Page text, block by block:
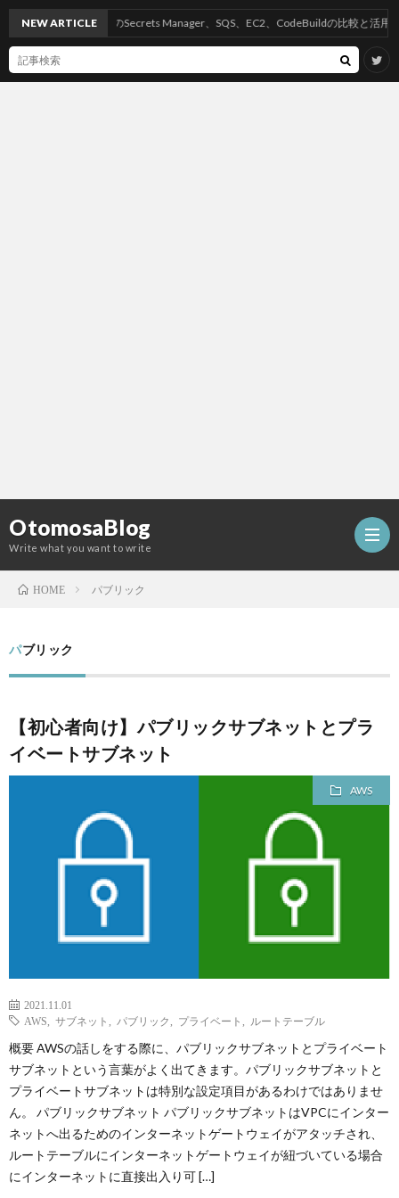
OtomosaBlog
Write what you want to write
SEO
NEW ARTICLEAWSのSecrets Manager、SQS、EC2、CodeBuildの比較と活用方法
HOME パブリック
パブリック
【初心者向け】パブリックサブネットとプラ
イベートサブネット
AWS
2021.11.01
AWS
サブネット パブリック プライベート ルートテーブル
概要 AWSの話しをする際に、パブリックサブネットとプライベート
サブネットという言葉がよく出てきます。パブリックサブネットと
プライベートサブネットは特別な設定項目があるわけではありませ
ん。 パブリックサブネット パブリックサブネットはVPCにインター
ネットへ出るためのインターネットゲートウェイがアタッチされ、
ルートテーブルにインターネットゲートウェイが紐づいている場合
にインターネットに直接出入り可 […]